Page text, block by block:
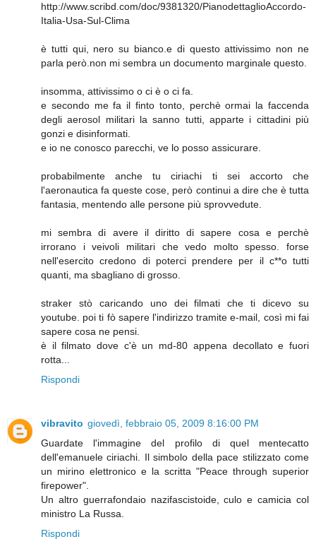
http://www.scribd.com/doc/9381320/PianodettaglioAccordo-
Italia-Usa-Sul-Clima
è tutti qui, nero su bianco.e di questo attivissimo non ne
parla però.non mi sembra un documento marginale questo.
insomma, attivissimo o ci è o ci fa.
e secondo me fa il finto tonto, perchè ormai la faccenda
degli aerosol militari la sanno tutti, apparte i cittadini più
gonzi e disinformati.
e io ne conosco parecchi, ve lo posso assicurare.
probabilmente anche tu ciriachi ti sei accorto che
l'aeronautica fa queste cose, però continui a dire che è tutta
fantasia, mentendo alle persone più sprovvedute.
mi sembra di avere il diritto di sapere cosa e perchè
irrorano i veivoli militari che vedo molto spesso. forse
nell'esercito credono di poterci prendere per il c**o tutti
quanti, ma sbagliano di grosso.
straker stò caricando uno dei filmati che ti dicevo su
youtube. poi ti fò sapere l'indirizzo tramite e-mail, così mi fai
sapere cosa ne pensi.
è il filmato dove c'è un md-80 appena decollato e fuori
rotta...
Rispondi
vibravito giovedì, febbraio 05, 2009 8:16:00 PM
Guardate l'immagine del profilo di quel mentecatto
dell'emanuele ciriachi. Il simbolo della pace stilizzato come
un mirino elettronico e la scritta "Peace through superior
firepower".
Un altro guerrafondaio nazifascistoide, culo e camicia col
ministro La Russa.
Rispondi